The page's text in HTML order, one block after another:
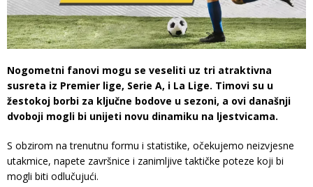
Nogometni fanovi mogu se veseliti uz tri atraktivna
susreta iz Premier lige, Serie A, i La Lige. Timovi su u
žestokoj borbi za ključne bodove u sezoni, a ovi današnji
dvoboji mogli bi unijeti novu dinamiku na ljestvicama.
S obzirom na trenutnu formu i statistike, očekujemo neizvjesne
utakmice, napete završnice i zanimljive taktičke poteze koji bi
mogli biti odlučujući.